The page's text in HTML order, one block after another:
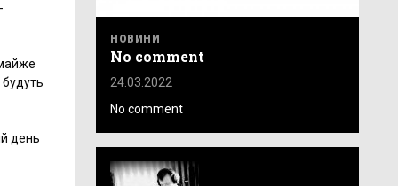
будуть
день
НОВИНИ
No comment
24.03.2022
No comment